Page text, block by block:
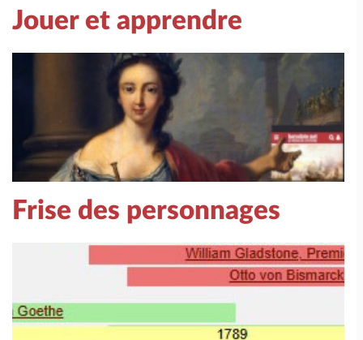
Jouer et apprendre
Frise des personnages